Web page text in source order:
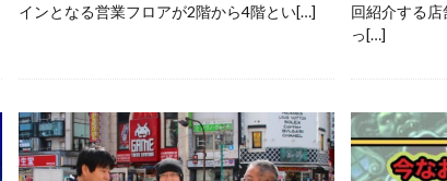
インとなる営業フロアが2階から4階とい[…]
回紹介する
っ[…]